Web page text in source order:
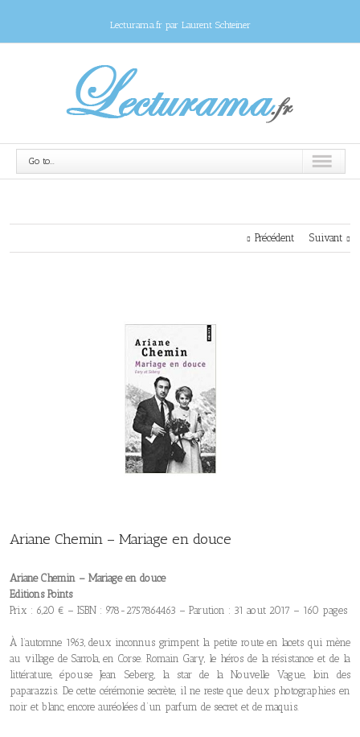
Lecturama.fr par Laurent Schteiner
Go to...
Précédent Suivant
Ariane Chemin – Mariage en douce
Ariane Chemin – Mariage en douce
Editions Points
Prix : 6,20 € – ISBN : 978-2757864463 – Parution : 31 aout 2017 – 160 pages
À l’automne 1963, deux inconnus grimpent la petite route en lacets qui mène
au village de Sarrola, en Corse. Romain Gary, le héros de la résistance et de la
littérature, épouse Jean Seberg, la star de la Nouvelle Vague, loin des
paparazzis. De cette cérémonie secrète, il ne reste que deux photographies en
noir et blanc, encore auréolées d’un parfum de secret et de maquis.